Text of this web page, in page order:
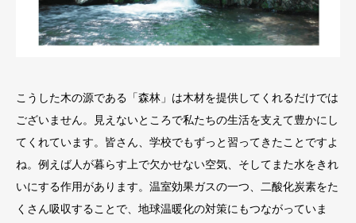
こうした木の源である「森林」は木材を提供してくれるだけでは
ございません。見えないところで私たちの生活を支えて豊かにし
てくれています。皆さん、学校でもずっと習ってきたことですよ
ね。例えば人が暮らす上で欠かせない空気、そしてまた水をきれ
いにする作用があります。温室効果ガスの一つ、二酸化炭素をた
くさん吸収することで、地球温暖化の対策にもつながっていま